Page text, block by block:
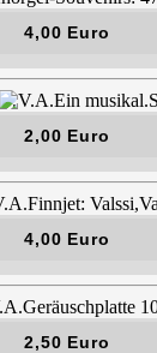
4,00 Euro
2,00 Euro
4,00 Euro
2,50 Euro